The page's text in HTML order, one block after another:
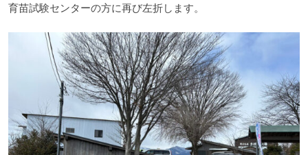
育苗試験センターの方に再び左折します。